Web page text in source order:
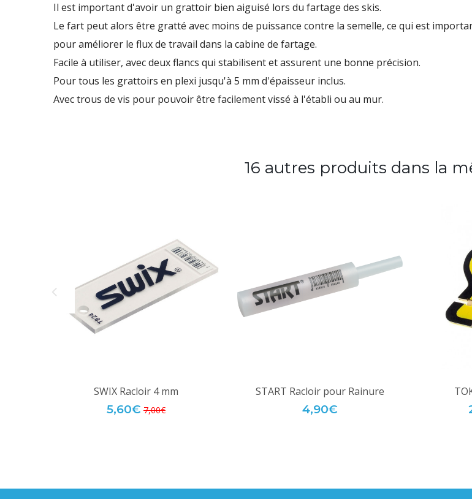
Il est important d'avoir un grattoir bien aiguisé lors du fartage des skis.
Le fart peut alors être gratté avec moins de puissance contre la semelle, ce qui est
pour améliorer le flux de travail dans la cabine de fartage.
Facile à utiliser, avec deux flancs qui stabilisent et assurent une bonne précision.
Pour tous les grattoirs en plexi jusqu'à 5 mm d'épaisseur inclus.
Avec trous de vis pour pouvoir être facilement vissé à l'établi ou au mur.
16 autres produits dans la
SWIX Racloir 4 mm
5,60€ 7,00€
START Racloir pour Rainure
4,90€